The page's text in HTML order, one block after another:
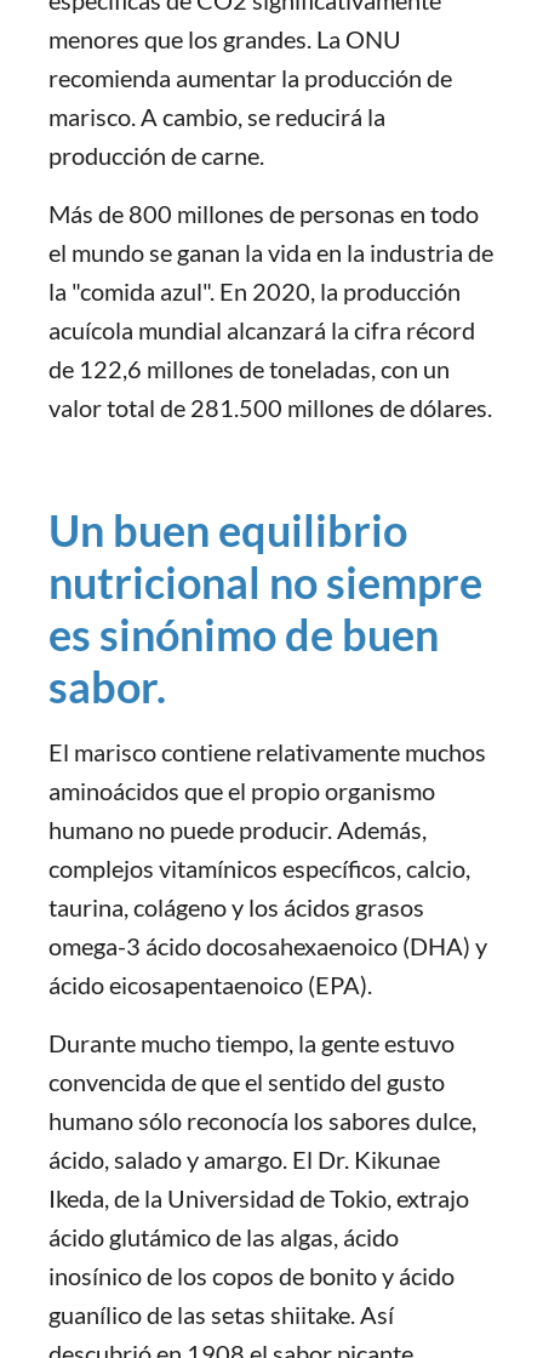
menores que los grandes. La ONU
recomienda aumentar la producción de
marisco. A cambio, se reducirá la
producción de carne.
Más de 800 millones de personas en todo
el mundo se ganan la vida en la industria de
la "comida azul". En 2020, la producción
acuícola mundial alcanzará la cifra récord
de 122,6 millones de toneladas, con un
valor total de 281.500 millones de dólares.
Un buen equilibrio
nutricional no siempre
es sinónimo de buen
sabor.
El marisco contiene relativamente muchos
aminoácidos que el propio organismo
humano no puede producir. Además,
complejos vitamínicos específicos, calcio,
taurina, colágeno y los ácidos grasos
omega-3 ácido docosahexaenoico (DHA) y
ácido eicosapentaenoico (EPA).
Durante mucho tiempo, la gente estuvo
convencida de que el sentido del gusto
humano sólo reconocía los sabores dulce,
ácido, salado y amargo. El Dr. Kikunae
Ikeda, de la Universidad de Tokio, extrajo
ácido glutámico de las algas, ácido
inosínico de los copos de bonito y ácido
guanílico de las setas shiitake. Así